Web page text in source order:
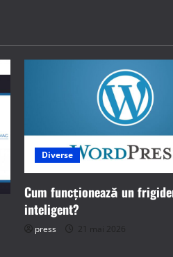
Diverse
Cum funcționează un
inteligent?
press 21 mai 2026